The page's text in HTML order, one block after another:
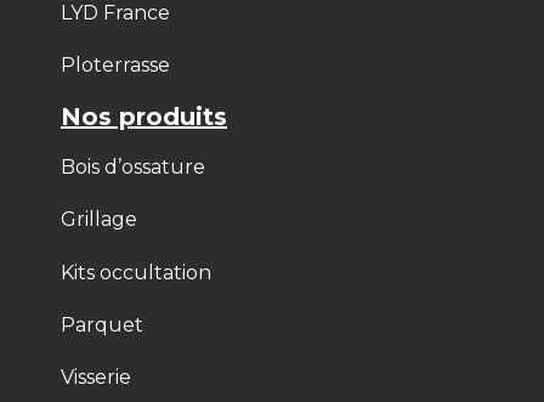
LYD France
Ploterrasse
Nos produits
Bois d’ossature
Grillage
Kits occultation
Parquet
Visserie